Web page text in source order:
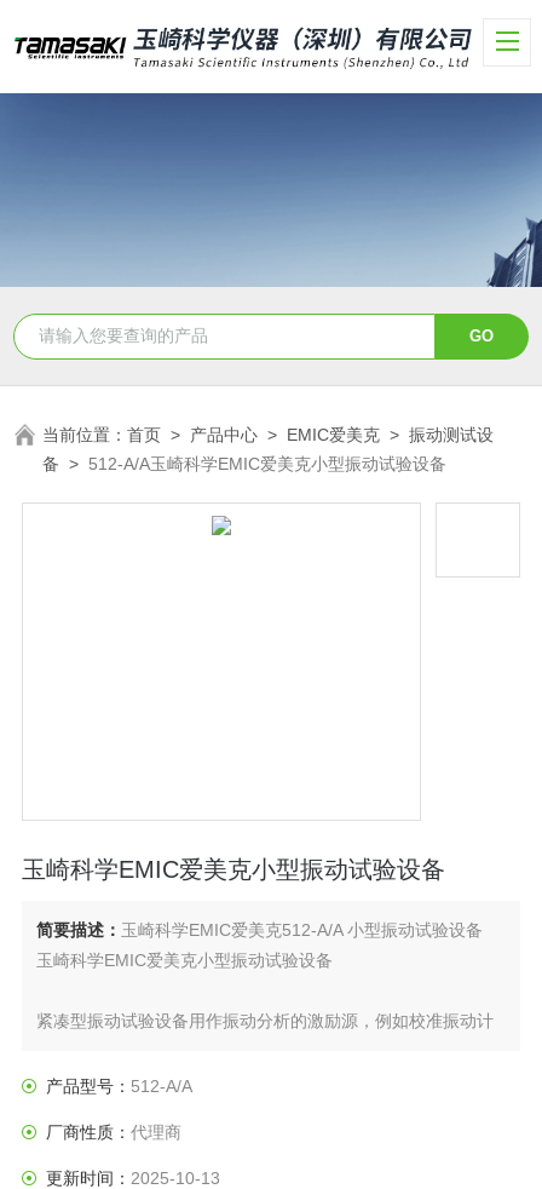
当前位置：首页 > 产品中心 > EMIC爱美克 >振动测试设
备 > 512-A/A玉崎科学EMIC爱美克小型振动试验设备
玉崎科学EMIC爱美克小型振动试验设备
简要描述： 玉崎科学EMIC爱美克512-A/A 小型振动试验设备
玉崎科学EMIC爱美克小型振动试验设备
紧凑型振动试验设备用作振动分析的激励源，例如校准振动计
512-D 和 513-D 振动发生器是第一个在其运动部件中使用陶瓷
24kHz）。
产品型号： 512-A/A
厂商性质： 代理商
更新时间： 2025-10-13